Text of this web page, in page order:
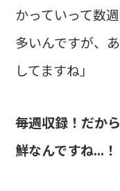
かっていって数
多いんですが、
してますね」
――毎週収録！だ
鮮なんですね...！